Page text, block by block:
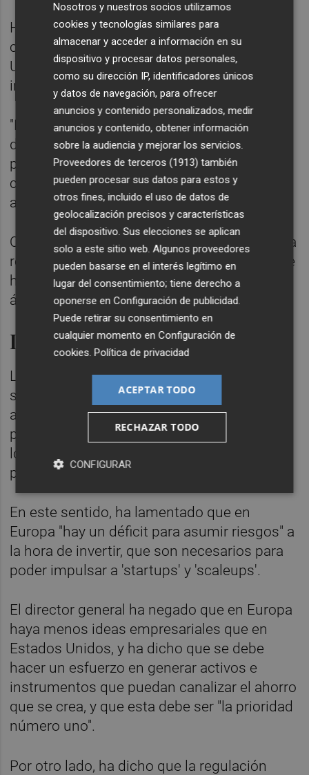
Ha explicado que los fondos de pensiones
canalizan el 20% del ahorro en Estados
Unidos y que "invierten mucho dinero y lo
invierten muy diversificadamente".
"Desgraciadamente, en Europa la industria
de los fondos de pensiones es mucho más
pequeña y ese motor que ayuda al
crecimiento, a la financiación nos falta", ha
afirmado.
Otra de las soluciones que ha apuntado es la
reducción de la regulación, que ha dicho que
ha provocado que "los mercados sean poco
ágiles".
INVERTIR EL AHORRO
López ha asegurado que "Europa ahorra lo
suficiente, pero tiene un problema de
asignación" de estas inversiones, ya que, a
pesar de que los europeos ahorran más que
los estadounidenses, sus inversiones van a
productos de bajo riesgo y baja rentabilidad.
En este sentido, ha lamentado que en
Europa "hay un déficit para asumir riesgos" a
la hora de invertir, que son necesarios para
poder impulsar a 'startups' y 'scaleups'.
El director general ha negado que en Europa
haya menos ideas empresariales que en
Estados Unidos, y ha dicho que se debe
hacer un esfuerzo en generar activos e
instrumentos que puedan canalizar el ahorro
que se crea, y que esta debe ser "la prioridad
número uno".
Por otro lado, ha dicho que la regulación
Nosotros y nuestros socios utilizamos
cookies y tecnologías similares para
almacenar y acceder a información en su
dispositivo y procesar datos personales,
como su dirección IP, identificadores únicos
y datos de navegación, para ofrecer
anuncios y contenido personalizados, medir
anuncios y contenido, obtener información
sobre la audiencia y mejorar los servicios.
Proveedores de terceros (1913) también
pueden procesar sus datos para estos y
otros fines, incluido el uso de datos de
geolocalización precisos y características
del dispositivo. Sus elecciones se aplican
solo a este sitio web. Algunos proveedores
pueden basarse en el interés legítimo en
lugar del consentimiento; tiene derecho a
oponerse enConfiguración de publicidad.
Puede retirar su consentimiento en
cualquier momento enConfiguración de
cookies.Política de privacidad
ACEPTAR TODO
RECHAZAR TODO
CONFIGURAR